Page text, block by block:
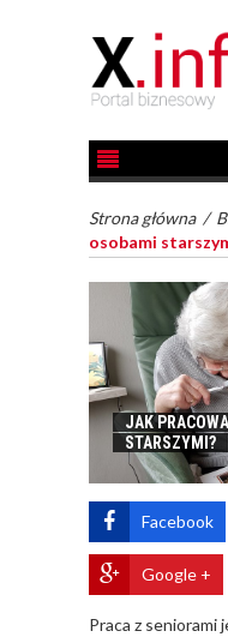
Strona główna /
osobami
JAK
STARSZYMI?
Facebook
Google +
Praca z seniorami